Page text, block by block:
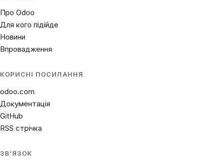
Про Odoo
Для кого підійде
Новини
Впровадження
КОРИСНІ ПОСИЛАННЯ
odoo.com
Документація
GitHub
RSS стрічка
ЗВʼЯЗОК